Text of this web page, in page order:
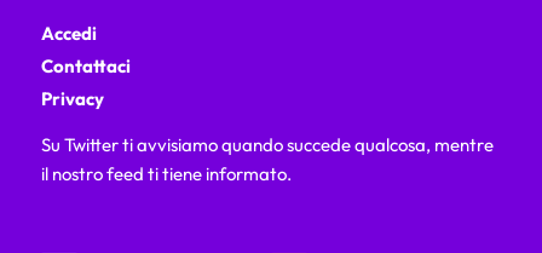
Accedi
Contattaci
Privacy
Su Twitter ti avvisiamo quando succede qualcosa, mentre
il nostro feed ti tiene informato.